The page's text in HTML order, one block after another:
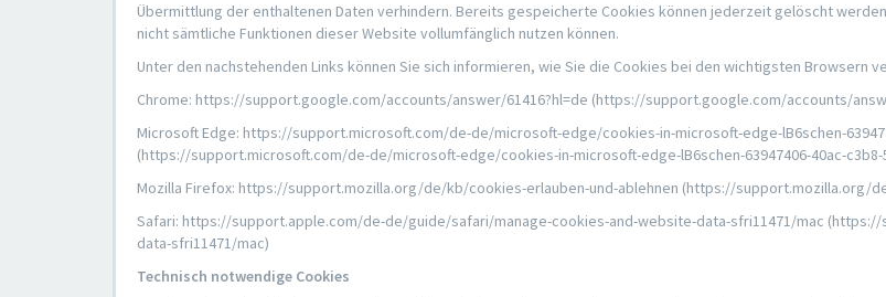
Übermittlung der enthaltenen Daten verhindern. Bereits gespeicherte Cookies können jederzeit gelöscht
nicht sämtliche Funktionen dieser Website vollumfänglich nutzen können.
Unter den nachstehenden Links können Sie sich informieren, wie Sie die Cookies bei den wichtigsten Browsern
Chrome: https://support.google.com/accounts/answer/61416?hl=de (https://support.google.com/accounts/
Microsoft Edge: https://support.microsoft.com/de-de/microsoft-edge/cookies-in-microsoft-edge-lB6schen-
(https://support.microsoft.com/de-de/microsoft-edge/cookies-in-microsoft-edge-lB6schen-63947406-40ac-c3b8-
Mozilla Firefox: https://support.mozilla.org/de/kb/cookies-erlauben-und-ablehnen (https://support.mozilla.org/
Safari: https://support.apple.com/de-de/guide/safari/manage-cookies-and-website-data-sfri11471/mac
data-sfri11471/mac)
Technisch notwendige Cookies